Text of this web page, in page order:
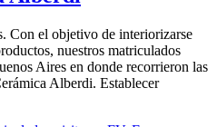
Con el objetivo de interiorizarse
nuestros matriculados
Aires en donde recorrieron las
Alberdi. Establecer